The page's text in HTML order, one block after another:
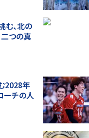
む、北の
二つの真
2028年
ーチの人